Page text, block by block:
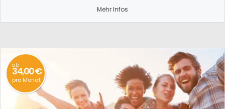
Mehr Infos
ab
34,00 €
pro Monat